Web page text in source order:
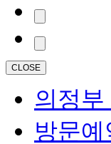
CLOSE
의정
방문예